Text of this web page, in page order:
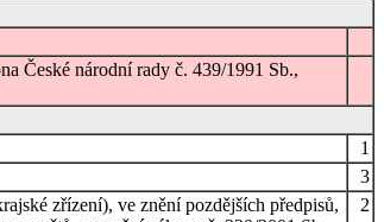
České národní rady č. 439/1991 Sb.,
1
3
zřízení), ve znění pozdějších předpisů,
2